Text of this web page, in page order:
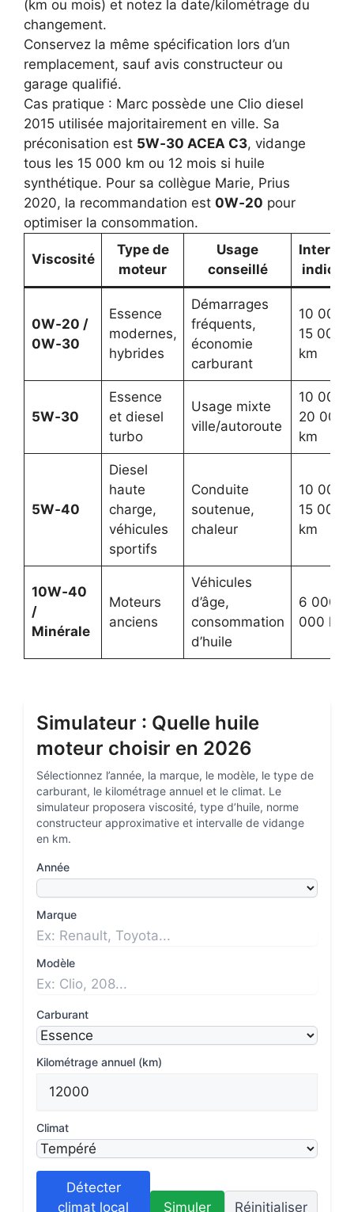
(km ou mois) et notez la date/kilométrage du
changement.
Conservez la même spécification lors d’un
remplacement, sauf avis constructeur ou
garage qualifié.
Cas pratique : Marc possède une Clio diesel
2015 utilisée majoritairement en ville. Sa
préconisation est 5W‑30 ACEA C3, vidange
tous les 15 000 km ou 12 mois si huile
synthétique. Pour sa collègue Marie, Prius
2020, la recommandation est 0W‑20 pour
optimiser la consommation.
Viscosité
Type de
moteur
Usage
conseillé
0W‑20 /
0W‑30
Essence
modernes,
hybrides
Démarrages
fréquents,
économie
carburant
10 000–
15 000
km
5W‑30
Essence
et diesel
turbo
Usage mixte
ville/autoroute
10 000–
20 000
km
5W‑40
Diesel
haute
charge,
véhicules
sportifs
Conduite
soutenue,
chaleur
10 000–
15 000
km
10W‑40
/
Minérale
Moteurs
anciens
Véhicules
d’âge,
consommation
d’huile
6
000 km
Simulateur : Quelle huile
moteur choisir en 2026
Sélectionnez l’année, la marque, le modèle, le type de
carburant, le kilométrage annuel et le climat. Le
simulateur proposera viscosité, type d’huile, norme
constructeur approximative et intervalle de vidange
en km.
Année
Marque
Modèle
Carburant
Kilométrage annuel (km)
Climat
Détecter
climat local
Simuler Réinitialiser